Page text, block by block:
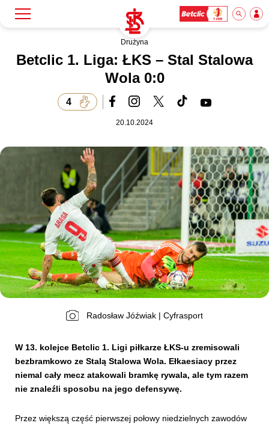
Klub
Akademia
Biznes
Dla mediów
Kibice
Drużyna
Betclic 1. Liga: ŁKS – Stal Stalowa
Wola 0:0
4
20.10.2024
Radosław Jóźwiak | Cyfrasport
W 13. kolejce Betclic 1. Ligi piłkarze ŁKS-u zremisowali
bezbramkowo ze Stalą Stalowa Wola. Ełkaesiacy przez
niemal cały mecz atakowali bramkę rywala, ale tym razem
nie znaleźli sposobu na jego defensywę.
Przez większą część pierwszej połowy niedzielnych zawodów